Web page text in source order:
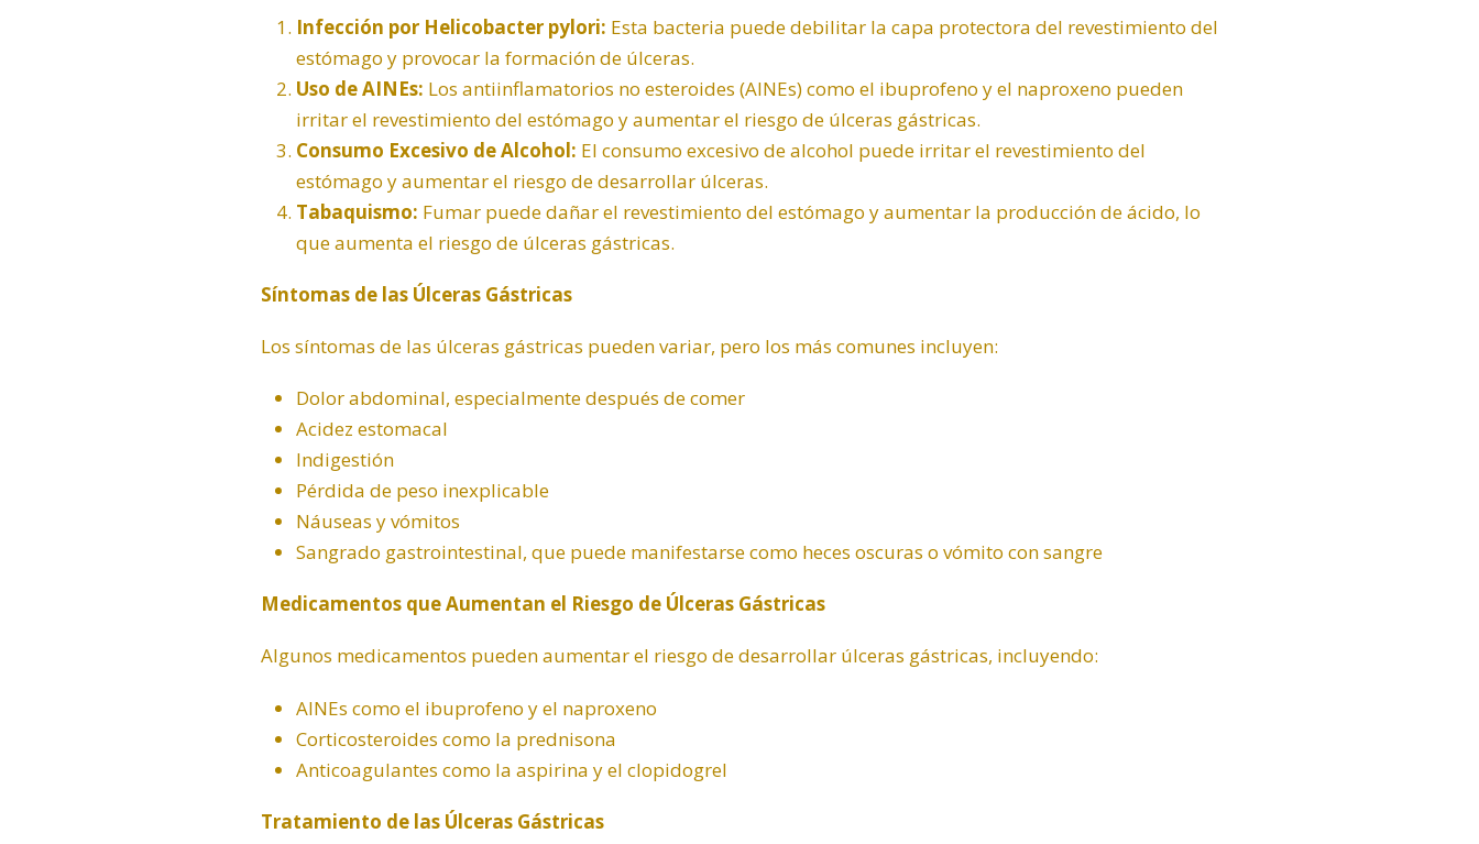
Infección por Helicobacter pylori: Esta bacteria puede debilitar la capa protectora del revestimiento del
estómago y provocar la formación de úlceras.
Uso de AINEs: Los antiinflamatorios no esteroides (AINEs) como el ibuprofeno y el naproxeno pueden
irritar el revestimiento del estómago y aumentar el riesgo de úlceras gástricas.
Consumo Excesivo de Alcohol: El consumo excesivo de alcohol puede irritar el revestimiento del
estómago y aumentar el riesgo de desarrollar úlceras.
Tabaquismo: Fumar puede dañar el revestimiento del estómago y aumentar la producción de ácido, lo
que aumenta el riesgo de úlceras gástricas.
Síntomas de las Úlceras Gástricas
Los síntomas de las úlceras gástricas pueden variar, pero los más comunes incluyen:
Dolor abdominal, especialmente después de comer
Acidez estomacal
Indigestión
Pérdida de peso inexplicable
Náuseas y vómitos
Sangrado gastrointestinal, que puede manifestarse como heces oscuras o vómito con sangre
Medicamentos que Aumentan el Riesgo de Úlceras Gástricas
Algunos medicamentos pueden aumentar el riesgo de desarrollar úlceras gástricas, incluyendo:
AINEs como el ibuprofeno y el naproxeno
Corticosteroides como la prednisona
Anticoagulantes como la aspirina y el clopidogrel
Tratamiento de las Úlceras Gástricas